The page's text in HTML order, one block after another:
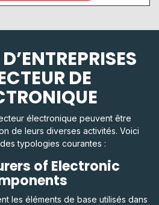
DE
électronique peuvent être
de leurs diverses activités. Voici
typologies courantes :
of Electronic
les éléments de base utilisés dans